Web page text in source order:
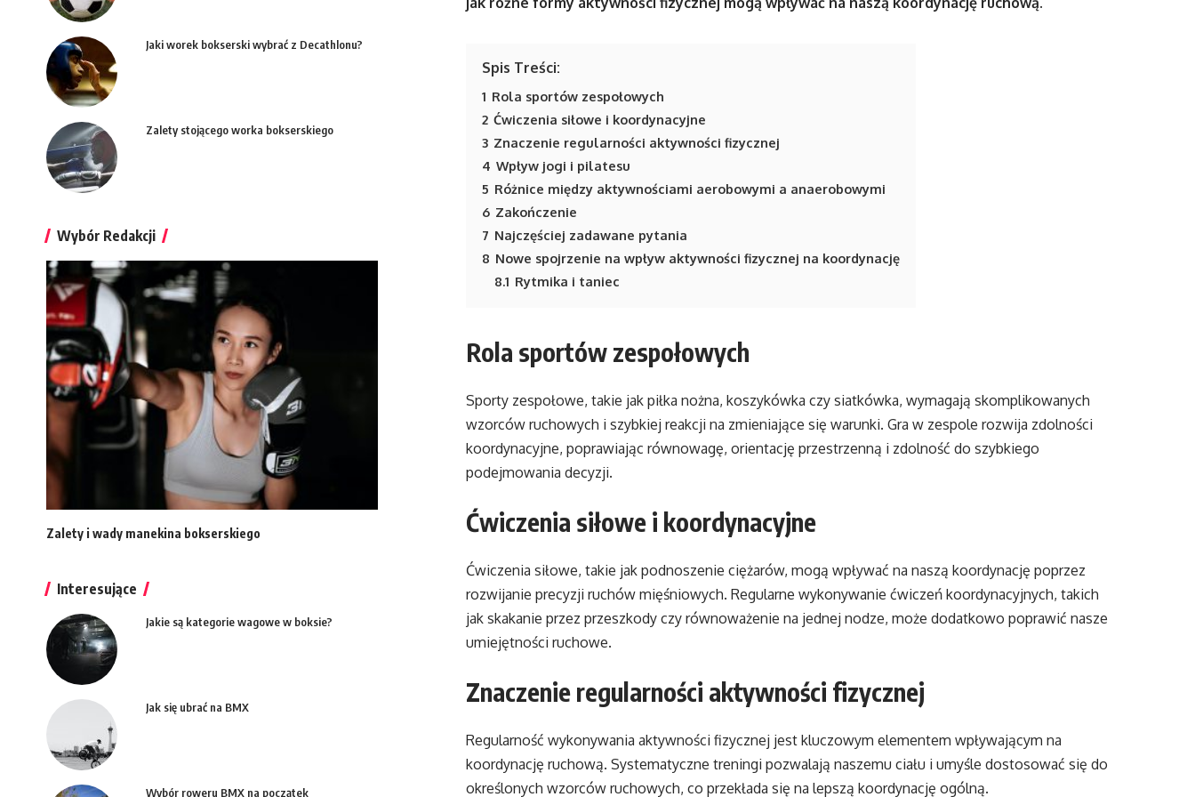
Spis Treści:
1 Rola sportów zespołowych
2 Ćwiczenia siłowe i koordynacyjne
3 Znaczenie regularności aktywności fizycznej
4 Wpływ jogi i pilatesu
5 Różnice między aktywnościami aerobowymi a anaerobowymi
6 Zakończenie
7 Najczęściej zadawane pytania
8 Nowe spojrzenie na wpływ aktywności fizycznej na koordynację
8.1 Rytmika i taniec
Rola sportów zespołowych
Sporty zespołowe, takie jak piłka nożna, koszykówka czy siatkówka, wymagają skomplikowanych
wzorców ruchowych i szybkiej reakcji na zmieniające się warunki. Gra w zespole rozwija zdolności
koordynacyjne, poprawiając równowagę, orientację przestrzenną i zdolność do szybkiego
podejmowania decyzji.
Ćwiczenia siłowe i koordynacyjne
Ćwiczenia siłowe, takie jak podnoszenie ciężarów, mogą wpływać na naszą koordynację poprzez
rozwijanie precyzji ruchów mięśniowych. Regularne wykonywanie ćwiczeń koordynacyjnych, takich
jak skakanie przez przeszkody czy równoważenie na jednej nodze, może dodatkowo poprawić nasze
umiejętności ruchowe.
Znaczenie regularności aktywności fizycznej
Regularność wykonywania aktywności fizycznej jest kluczowym elementem wpływającym na
koordynację ruchową. Systematyczne treningi pozwalają naszemu ciału i umyśle dostosować się do
określonych wzorców ruchowych, co przekłada się na lepszą koordynację ogólną.
Jaki worek bokserski wybrać z Decathlonu?
Zalety stojącego worka bokserskiego
Wybór Redakcji
Zalety i wady manekina bokserskiego
Interesujące
Jakie są kategorie wagowe w boksie?
Jak się ubrać na BMX
Wybór roweru BMX na początek